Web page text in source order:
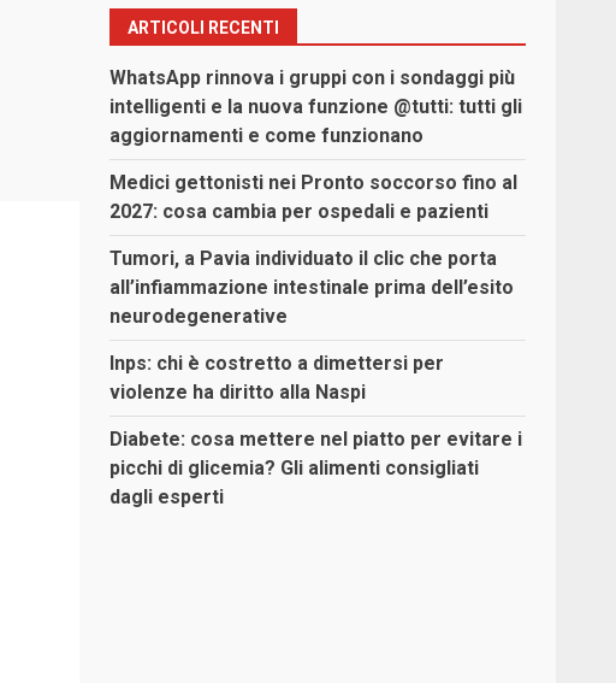
ARTICOLI RECENTI
WhatsApp rinnova i gruppi con i sondaggi più
intelligenti e la nuova funzione @tutti: tutti gli
aggiornamenti e come funzionano
Medici gettonisti nei Pronto soccorso fino al
2027: cosa cambia per ospedali e pazienti
Tumori, a Pavia individuato il clic che porta
all’infiammazione intestinale prima dell’esito
neurodegenerative
Inps: chi è costretto a dimettersi per
violenze ha diritto alla Naspi
Diabete: cosa mettere nel piatto per evitare i
picchi di glicemia? Gli alimenti consigliati
dagli esperti